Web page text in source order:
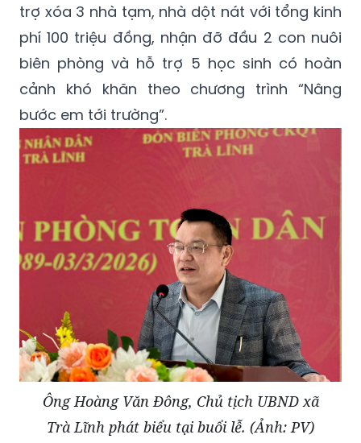
trợ xóa 3 nhà tạm, nhà dột nát với tổng kinh
phí 100 triệu đồng, nhận đỡ đầu 2 con nuôi
biên phòng và hỗ trợ 5 học sinh có hoàn
cảnh khó khăn theo chương trình “Nâng
bước em tới trường”.
Ông Hoàng Văn Đông, Chủ tịch UBND xã
Trà Lĩnh phát biểu tại buổi lễ. (Ảnh: PV)